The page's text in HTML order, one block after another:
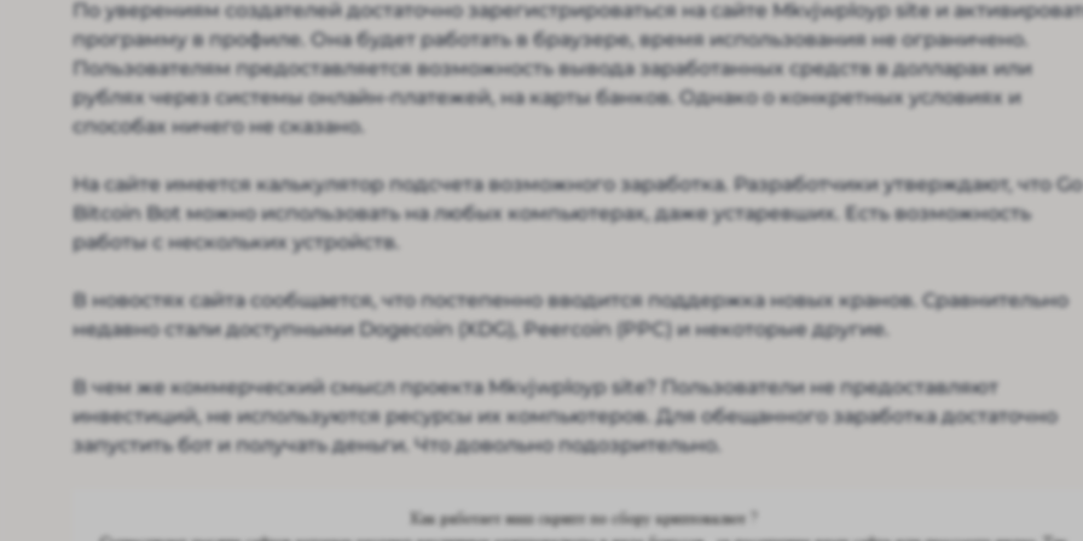
По уверениям создателей достаточно зарегистрироваться на сайте Mkvjwployp site и
программу в профиле. Она будет работать в браузере, время использования не ограничено.
Пользователям предоставляется возможность вывода заработанных средств в долларах или
рублях через системы онлайн-платежей, на карты банков. Однако о конкретных условиях и
способах ничего не сказано.
На сайте имеется калькулятор подсчета возможного заработка. Разработчики утверждают, что Go
Bitcoin Bot можно использовать на любых компьютерах, даже устаревших. Есть возможность
работы с нескольких устройств.
В новостях сайта сообщается, что постепенно вводится поддержка новых кранов. Сравнительно
недавно стали доступными Dogecoin (XDG), Peercoin (PPC) и некоторые другие.
В чем же коммерческий смысл проекта Mkvjwployp site? Пользователи не предоставляют
инвестиций, не используются ресурсы их компьютеров. Для обещанного заработка достаточно
запустить бот и получать деньги. Что довольно подозрительно.